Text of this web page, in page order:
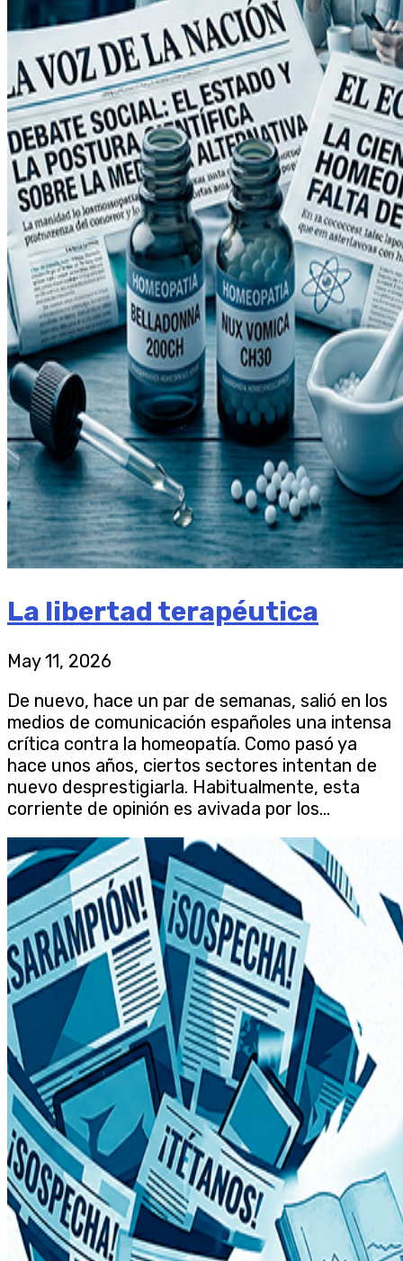
La libertad terapéutica
May 11, 2026
De nuevo, hace un par de semanas, salió en los
medios de comunicación españoles una intensa
crítica contra la homeopatía. Como pasó ya
hace unos años, ciertos sectores intentan de
nuevo desprestigiarla. Habitualmente, esta
corriente de opinión es avivada por los...